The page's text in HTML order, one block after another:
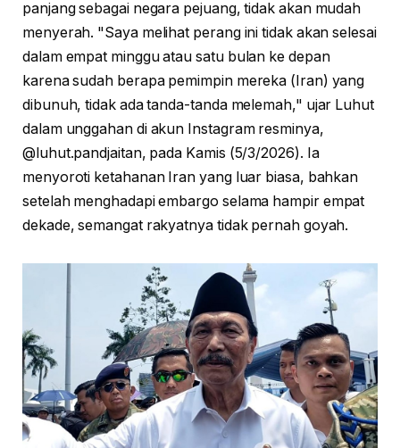
panjang sebagai negara pejuang, tidak akan mudah
menyerah. "Saya melihat perang ini tidak akan selesai
dalam empat minggu atau satu bulan ke depan
karena sudah berapa pemimpin mereka (Iran) yang
dibunuh, tidak ada tanda-tanda melemah," ujar Luhut
dalam unggahan di akun Instagram resminya,
@luhut.pandjaitan, pada Kamis (5/3/2026). Ia
menyoroti ketahanan Iran yang luar biasa, bahkan
setelah menghadapi embargo selama hampir empat
dekade, semangat rakyatnya tidak pernah goyah.